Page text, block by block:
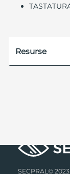
Resurse
SECPRAL© 2023.